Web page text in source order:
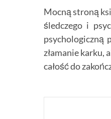
Mocną stroną
śledczego i
psychologiczną
złamanie
całość do